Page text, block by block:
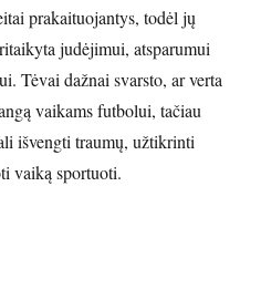
prakaituojantys, todėl jų
judėjimui, atsparumui
Tėvai dažnai svarsto, ar verta
vaikams futbolui, tačiau
išvengti traumų, užtikrinti
vaiką sportuoti.